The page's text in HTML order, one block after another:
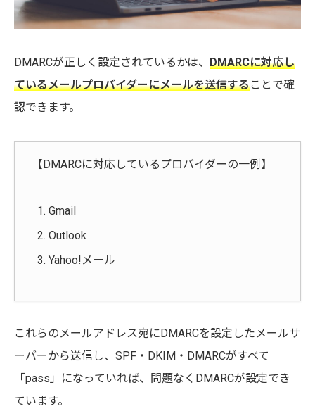
DMARCが正しく設定されているかは、 DMARCに対応し
ているメールプロバイダーにメールを送信することで確
認できます。
【DMARCに対応しているプロバイダーの一例】
Gmail
Outlook
Yahoo!メール
これらのメールアドレス宛にDMARCを設定したメールサ
ーバーから送信し、SPF・DKIM・DMARCがすべて
「pass」になっていれば、問題なくDMARCが設定でき
ています。